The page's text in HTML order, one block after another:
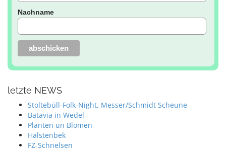
Nachname
letzte NEWS
Stoltebüll-Folk-Night, Messer/Schmidt Scheune
Batavia in Wedel
Planten un Blomen
Halstenbek
FZ-Schnelsen